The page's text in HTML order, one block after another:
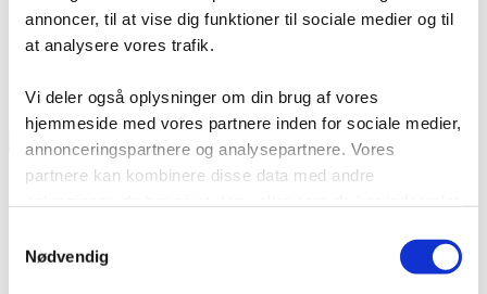
annoncer, til at vise dig funktioner til sociale medier og til
at analysere vores trafik.
Vi deler også oplysninger om din brug af vores
hjemmeside med vores partnere inden for sociale medier,
annonceringspartnere og analysepartnere. Vores
partnere kan kombinere disse data med andre
Nødvendig
Etiketholder
SBB
210x60